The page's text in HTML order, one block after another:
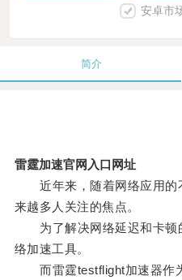
安卓市
简介
雷霆加速官网入口网址
近年来，随着网络应用的
来越多人关注的焦点。
为了解决网络延迟和卡顿
络加速工具。
而雷霆testflight加速器作